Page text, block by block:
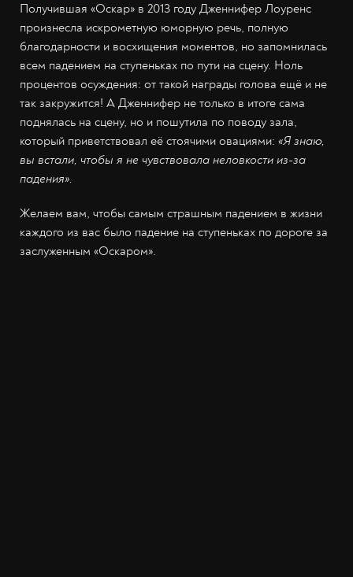
Получившая «Оскар» в 2013 году Дженнифер Лоуренс
произнесла искрометную юморную речь, полную
благодарности и восхищения моментов, но запомнилась
всем падением на ступеньках по пути на сцену. Ноль
процентов осуждения: от такой награды голова ещё и не
так закружится! А Дженнифер не только в итоге сама
поднялась на сцену, но и пошутила по поводу зала,
который приветствовал её стоячими овациями: «Я знаю,
вы встали, чтобы я не чувствовала неловкости из-за
падения».
Желаем вам, чтобы самым страшным падением в жизни
каждого из вас было падение на ступеньках по дороге за
заслуженным «Оскаром».